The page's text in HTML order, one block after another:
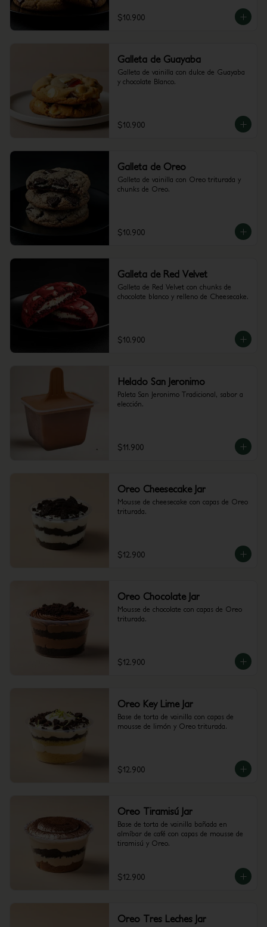
$10.900
Galleta de Guayaba
Galleta de vainilla con dulce de Guayaba
y chocolate Blanco.
$10.900
Galleta de Oreo
Galleta de vainilla con Oreo triturada y
chunks de Oreo.
$10.900
Galleta de Red Velvet
Galleta de Red Velvet con chunks de
chocolate blanco y relleno de Cheesecake.
$10.900
Helado San Jeronimo
Paleta San Jeronimo Tradicional, sabor a
elección.
$11.900
Oreo Cheesecake Jar
Mousse de cheesecake con capas de Oreo
triturada.
$12.900
Oreo Chocolate Jar
Mousse de chocolate con capas de Oreo
triturada.
$12.900
Oreo Key Lime Jar
Base de torta de vainilla con capas de
mousse de limón y Oreo triturada.
$12.900
Oreo Tiramisú Jar
Base de torta de vainilla bañada en
almíbar de café con capas de mousse de
tiramisú y Oreo.
$12.900
Oreo Tres Leches Jar